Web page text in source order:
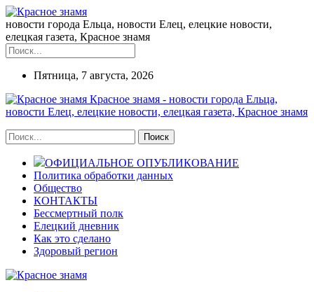
новости города Ельца, новости Елец, елецкие новости,
елецкая газета, Красное знамя
Пятница, 7 августа, 2026
Красное знамя - новости города Ельца,
новости Елец, елецкие новости, елецкая газета, Красное знамя
ОФИЦИАЛЬНОЕ ОПУБЛИКОВАНИЕ
Политика обработки данных
Общество
КОНТАКТЫ
Бессмертный полк
Елецкий дневник
Как это сделано
Здоровый регион